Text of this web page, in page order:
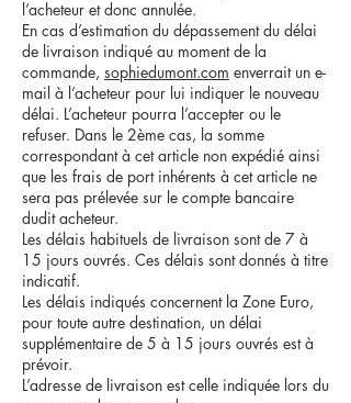
l’acheteur et donc annulée.
En cas d’estimation du dépassement du délai
de livraison indiqué au moment de la
commande, sophiedumont.com enverrait un e-
mail à l’acheteur pour lui indiquer le nouveau
délai. L’acheteur pourra l’accepter ou le
refuser. Dans le 2ème cas, la somme
correspondant à cet article non expédié ainsi
que les frais de port inhérents à cet article ne
sera pas prélevée sur le compte bancaire
dudit acheteur.
Les délais habituels de livraison sont de 7 à
15 jours ouvrés. Ces délais sont donnés à titre
indicatif.
Les délais indiqués concernent la Zone Euro,
pour toute autre destination, un délai
supplémentaire de 5 à 15 jours ouvrés est à
prévoir.
L’adresse de livraison est celle indiquée lors du